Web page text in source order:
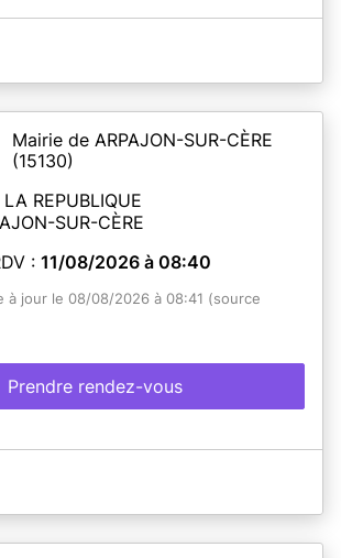
Mairie de ARPAJON-SUR-CÈRE
(15130)
REPUBLIQUE
SUR-CÈRE
: 11/08/2026 à 08:40
à jour le 08/08/2026 à 08:41 (source
Prendre rendez-vous